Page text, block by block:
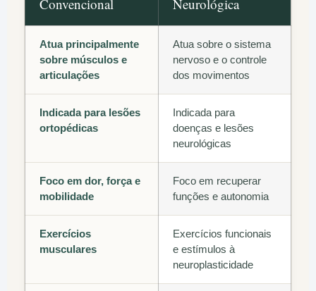
Convencional Neurológica
Atua principalmente
sobre músculos e
articulações
Atua sobre o sistema
nervoso e o controle
dos movimentos
Indicada para lesões
ortopédicas
Indicada para
doenças e lesões
neurológicas
Foco em dor, força e
mobilidade
Foco em recuperar
funções e autonomia
Exercícios
musculares
Exercícios funcionais
e estímulos à
neuroplasticidade